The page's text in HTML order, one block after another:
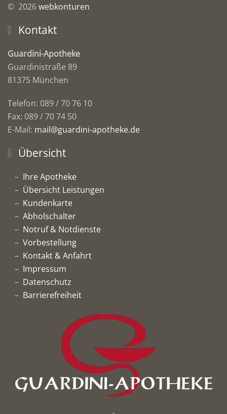
© 2026webkonturen
Kontakt
Guardini-Apotheke
Guardinistraße 89
81375 München
Telefon: 089 / 70 76 10
Fax: 089 / 70 74 50
E-Mail: mail@guardini-apotheke.de
Übersicht
Ihre Apotheke
Übersicht Leistungen
Kundenkarte
Abholschalter
Notruf & Notdienste
Vorbestellung
Kontakt & Anfahrt
Impressum
Datenschutz
Barrierefreiheit